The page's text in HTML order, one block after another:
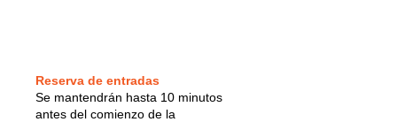
Reserva de entradas
Se mantendrán hasta 10 minutos
antes del comienzo de la